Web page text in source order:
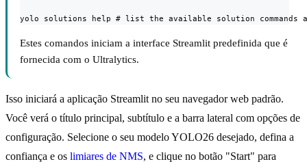
yolo solutions help # list the available solution commands
Estes comandos iniciam a interface Streamlit predefinida que é
fornecida com o Ultralytics.
Isso iniciará a aplicação Streamlit no seu navegador web padrão.
Você verá o título principal, subtítulo e a barra lateral com opções de
configuração. Selecione o seu modelo YOLO26 desejado, defina a
confiança e os limiares de NMS, e clique no botão "Start" para